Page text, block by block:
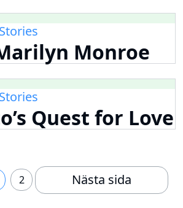
Monroe
Quest for Love
2 Nästa sida